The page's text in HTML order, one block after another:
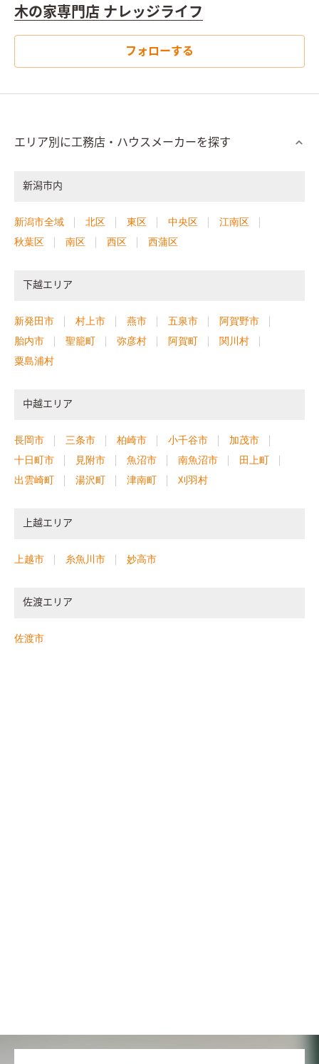
木の家専門店 ナレッジライフ
フォローする
エリア別に工務店・ハウスメーカーを探す
新潟市内
新潟市全域 北区 東区 中央区
江南区
秋葉区
南区 西区 西蒲区
下越エリア
新発田市 村上市 燕市 五泉市
阿賀野市
胎内市
聖籠町 弥彦村 阿賀町
関川村
粟島浦村
中越エリア
長岡市 三条市 柏崎市 小千谷市
加茂市
十日町市
見附市 魚沼市 南魚沼市
田上町
出雲崎町
湯沢町 津南町 刈羽村
上越エリア
上越市 糸魚川市 妙高市
佐渡エリア
佐渡市